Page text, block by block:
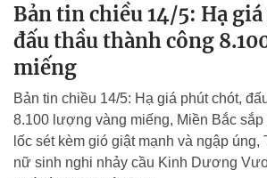
Bản tin chiều 14/5: Hạ
đấu thầu thành công
miếng
Bản tin chiều 14/5: Hạ giá phút chót,
8.100 lượng vàng miếng, Miền Bắc
lốc sét kèm gió giật mạnh và ngập úng,
nữ sinh nghi nhảy cầu Kinh Dương